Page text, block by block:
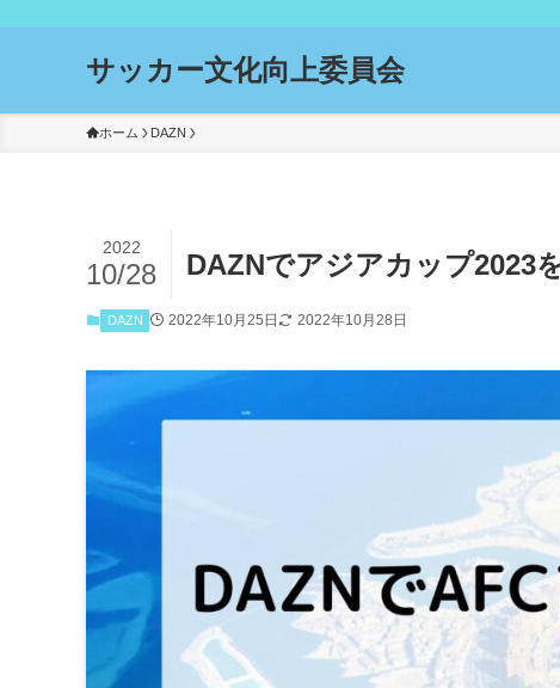
サッカー文化向上委員会
ホーム DAZN
DAZNでアジアカップ2023
2022
10/28
DAZN 2022年10月25日 2022年10月28日